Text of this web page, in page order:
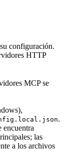
configuración.
HTTP
MCP se
.
encuentra
las
a los archivos